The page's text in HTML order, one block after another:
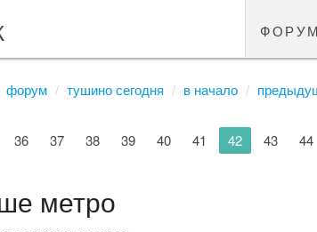
форум
форум тушино сегодня в начало
36 37 38 39 40 41 42 43 44
метро